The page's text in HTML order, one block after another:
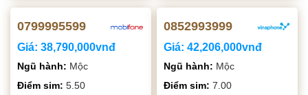
0799995599
Giá: 38,790,000vnđ
Ngũ hành: Mộc
Điểm sim: 5.50
0852993999
Giá:42,206,000vnđ
Ngũ hành: Mộc
Điểm sim:7.00